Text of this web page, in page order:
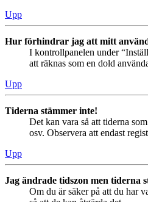
Upp
Hur förhindrar jag att mitt
I kontrollpanelen under
att räknas som en dold
Upp
Tiderna stämmer inte!
Det kan vara så att tiderna
osv. Observera att endast
Upp
Jag ändrade tidszon men tiderna
Om du är säker på att du har